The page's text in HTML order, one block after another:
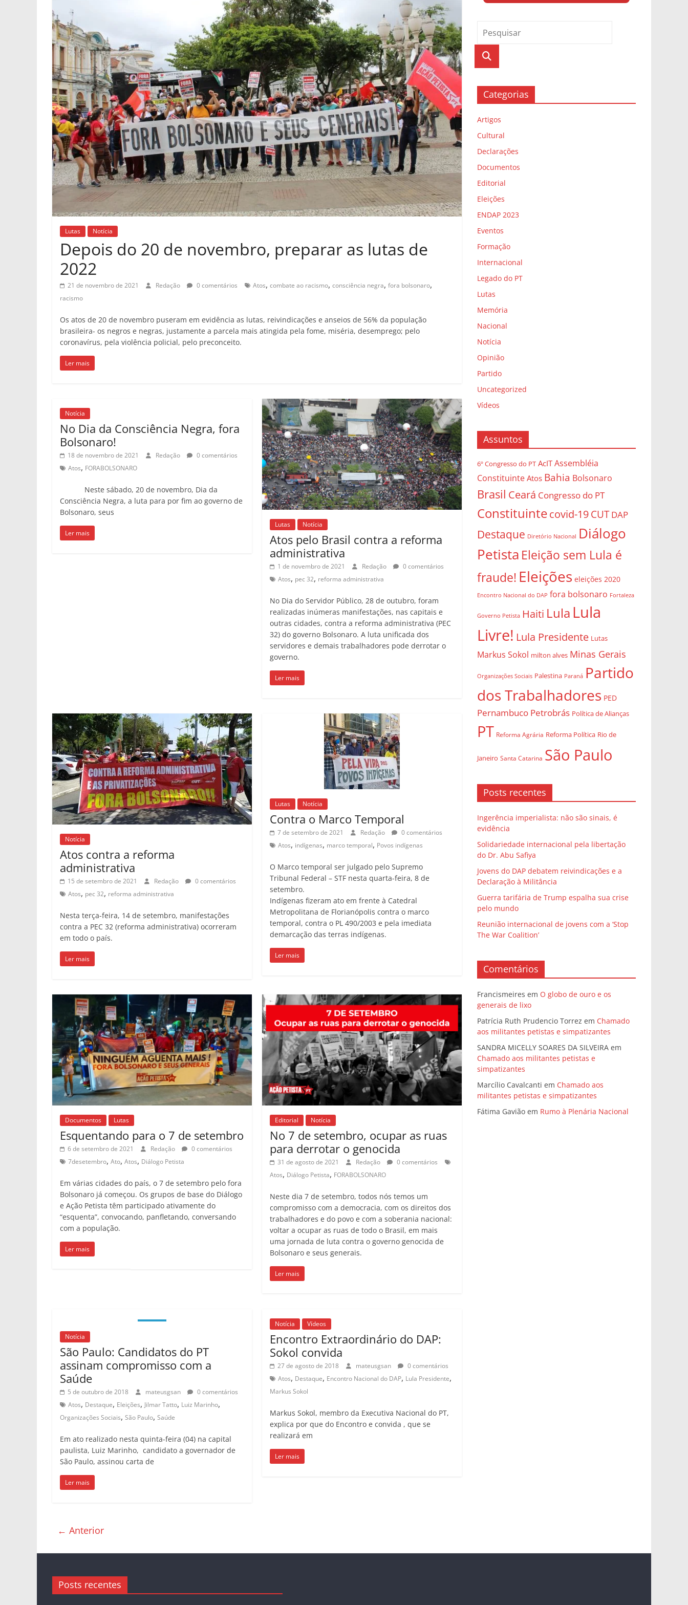
Lutas Notícia
Depois do 20 de novembro, preparar as lutas de
2022
21 de novembro de 2021 Redação 0 comentários Atos, combate ao racismo, consciência negra, fora bolsonaro,
racismo
Os atos de 20 de novembro puseram em evidência as lutas, reivindicações e anseios de 56% da população
brasileira- os negros e negras, justamente a parcela mais atingida pela fome, miséria, desemprego; pelo
coronavírus, pela violência policial, pelo preconceito.
Ler mais
Notícia
No Dia da Consciência Negra, fora
Bolsonaro!
18 de novembro de 2021 Redação
0 comentários
Atos, FORABOLSONARO
Neste sábado, 20 de novembro, Dia da
Consciência Negra, a luta para por fim ao governo de
Bolsonaro, seus
Ler mais
Lutas Notícia
Atos pelo Brasil contra a reforma
administrativa
1 de novembro de 2021 Redação
0 comentários
Atos, pec 32, reforma administrativa
No Dia do Servidor Público, 28 de outubro, foram
realizadas inúmeras manifestações, nas capitais e
outras cidades, contra a reforma administrativa (PEC
32) do governo Bolsonaro. A luta unificada dos
servidores e demais trabalhadores pode derrotar o
governo.
Ler mais
Notícia
Atos contra a reforma
administrativa
15 de setembro de 2021 Redação
0 comentários
Atos, pec 32, reforma administrativa
Nesta terça-feira, 14 de setembro, manifestações
contra a PEC 32 (reforma administrativa) ocorreram
em todo o país.
Ler mais
Lutas Notícia
Contra o Marco Temporal
7 de setembro de 2021 Redação
0 comentários
Atos, indígenas, marco temporal, Povos indígenas
O Marco temporal ser julgado pelo Supremo
Tribunal Federal – STF nesta quarta-feira, 8 de
setembro.
Indígenas fizeram ato em frente à Catedral
Metropolitana de Florianópolis contra o marco
temporal, contra o PL 490/2003 e pela imediata
demarcação das terras indígenas.
Ler mais
Documentos Lutas
Esquentando para o 7 de setembro
6 de setembro de 2021 Redação
0 comentários
7desetembro, Ato, Atos, Diálogo Petista
Em várias cidades do país, o 7 de setembro pelo fora
Bolsonaro já começou. Os grupos de base do Diálogo
e Ação Petista têm participado ativamente do
“esquenta”, convocando, panfletando, conversando
com a população.
Ler mais
Editorial Notícia
No 7 de setembro, ocupar as ruas
para derrotar o genocida
31 de agosto de 2021 Redação
0 comentários
Atos, Diálogo Petista, FORABOLSONARO
Neste dia 7 de setembro, todos nós temos um
compromisso com a democracia, com os direitos dos
trabalhadores e do povo e com a soberania nacional:
voltar a ocupar as ruas de todo o Brasil, em mais
uma jornada de luta contra o governo genocida de
Bolsonaro e seus generais.
Ler mais
Notícia
São Paulo: Candidatos do PT
assinam compromisso com a
Saúde
5 de outubro de 2018 mateusgsan
0 comentários
Atos, Destaque, Eleições, Jilmar Tatto, Luiz Marinho,
Organizações Sociais, São Paulo, Saúde
Em ato realizado nesta quinta-feira (04) na capital
paulista, Luiz Marinho, candidato a governador de
São Paulo, assinou carta de
Ler mais
Notícia Vídeos
Encontro Extraordinário do DAP:
Sokol convida
27 de agosto de 2018 mateusgsan
0 comentários
Atos, Destaque, Encontro Nacional do DAP, Lula Presidente,
Markus Sokol
Markus Sokol, membro da Executiva Nacional do PT,
explica por que do Encontro e convida , que se
realizará em
Ler mais
← Anterior
Categorias
Artigos
Cultural
Declarações
Documentos
Editorial
Eleições
ENDAP 2023
Eventos
Formação
Internacional
Legado do PT
Lutas
Memória
Nacional
Notícia
Opinião
Partido
Uncategorized
Vídeos
Assuntos
6º Congresso do PT AcIT Assembléia
Constituinte Atos Bahia Bolsonaro
Brasil Ceará Congresso do PT
Constituintecovid-19CUT DAP
Destaque Diretório Nacional Diálogo
Petista Eleição sem Lula é
fraude! Eleições eleições 2020
Encontro Nacional do DAP fora bolsonaro Fortaleza
Governo Petista Haiti Lula Lula
Livre! Lula Presidente Lutas
Markus Sokol milton alves Minas Gerais
Organizações Sociais Palestina Paraná Partido
dos Trabalhadores PED
Pernambuco Petrobrás Política de Alianças
PT Reforma Agrária Reforma Política Rio de
Janeiro Santa Catarina São Paulo
Posts recentes
Ingerência imperialista: não são sinais, é
evidência
Solidariedade internacional pela libertação
do Dr. Abu Safiya
Jovens do DAP debatem reivindicações e a
Declaração à Militância
Guerra tarifária de Trump espalha sua crise
pelo mundo
Reunião internacional de jovens com a ‘Stop
The War Coalition’
Comentários
Francismeires em O globo de ouro e os
generais de lixo
Patrícia Ruth Prudencio Torrez em Chamado
aos militantes petistas e simpatizantes
SANDRA MICELLY SOARES DA SILVEIRA em
Chamado aos militantes petistas e
simpatizantes
Marcílio Cavalcanti em Chamado aos
militantes petistas e simpatizantes
Fátima Gavião em Rumo à Plenária Nacional
Posts recentes